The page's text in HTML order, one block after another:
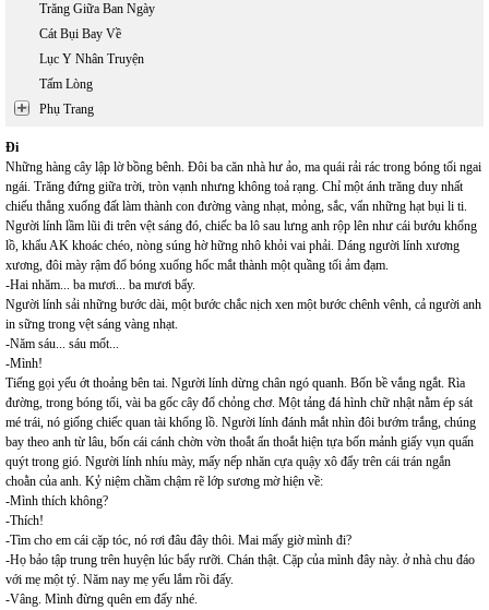
Trăng Giữa Ban Ngày
Cát Bụi Bay Về
Lục Y Nhân Truyện
Tấm Lòng
Phụ Trang
Đi
Những hàng cây lập lờ bồng bênh. Đôi ba căn nhà hư ảo, ma quái rải rác trong bóng tối ngai
ngái. Trăng đứng giữa trời, tròn vạnh nhưng không toả rạng. Chỉ một ánh trăng duy nhất
chiếu thẳng xuống đất làm thành con đường vàng nhạt, mỏng, sắc, vẩn những hạt bụi li ti.
Người lính lầm lũi đi trên vệt sáng đó, chiếc ba lô sau lưng anh rộp lên như cái bướu khổng
lồ, khẩu AK khoác chéo, nòng súng hờ hững nhô khỏi vai phải. Dáng người lính xương
xương, đôi mày rậm đổ bóng xuống hốc mắt thành một quầng tối ảm đạm.
-Hai nhăm... ba mươi... ba mươi bẩy.
Người lính sải những bước dài, một bước chắc nịch xen một bước chênh vênh, cả người anh
in sững trong vệt sáng vàng nhạt.
-Năm sáu... sáu mốt...
-Mình!
Tiếng gọi yếu ớt thoảng bên tai. Người lính dừng chân ngó quanh. Bốn bề vắng ngắt. Rìa
đường, trong bóng tối, vài ba gốc cây đổ chỏng chơ. Một tảng đá hình chữ nhật nằm ép sát
mé trái, nó giống chiếc quan tài khổng lồ. Người lính đánh mắt nhìn đôi bướm trắng, chúng
bay theo anh từ lâu, bốn cái cánh chờn vờn thoắt ẩn thoắt hiện tựa bốn mảnh giấy vụn quấn
quýt trong gió. Người lính nhíu mày, mấy nếp nhăn cựa quậy xô đẩy trên cái trán ngắn
choằn của anh. Kỷ niệm chầm chậm rẽ lớp sương mờ hiện về:
-Mình thích không?
-Thích!
-Tìm cho em cái cặp tóc, nó rơi đâu đây thôi. Mai mấy giờ mình đi?
-Họ bảo tập trung trên huyện lúc bẩy rưỡi. Chán thật. Cặp của mình đây này. ở nhà chu đáo
với mẹ một tý. Năm nay mẹ yếu lắm rồi đấy.
-Vâng. Mình đừng quên em đấy nhé.